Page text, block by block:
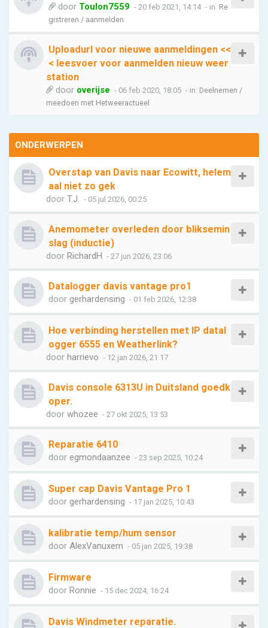
door Toulon7559 - 20 feb 2021, 14:14 - in: Re
gistreren / aanmelden
Uploadurl voor nieuwe aanmeldingen <<
< leesvoer voor aanmelden nieuw weer
station
door overijse - 06 feb 2020, 18:05 - in: Deelnemen /
meedoen met Hetweeractueel
ONDERWERPEN
Overstap van Davis naar Ecowitt, helem
aal niet zo gek
door T.J. - 05 jul 2026, 00:25
Anemometer overleden door bliksemin
slag (inductie)
door RichardH - 27 jun 2026, 23:06
Datalogger davis vantage pro1
door gerhardensing - 01 feb 2026, 12:38
Hoe verbinding herstellen met IP datal
ogger 6555 en Weatherlink?
door harrievo - 12 jan 2026, 21:17
Davis console 6313U in Duitsland goedk
oper.
door whozee - 27 okt 2025, 13:53
Reparatie 6410
door egmondaanzee - 23 sep 2025, 10:24
Super cap Davis Vantage Pro 1
door gerhardensing - 17 jan 2025, 10:43
kalibratie temp/hum sensor
door AlexVanuxem - 05 jan 2025, 19:38
Firmware
door Ronnie - 15 dec 2024, 16:24
Davis Windmeter reparatie.